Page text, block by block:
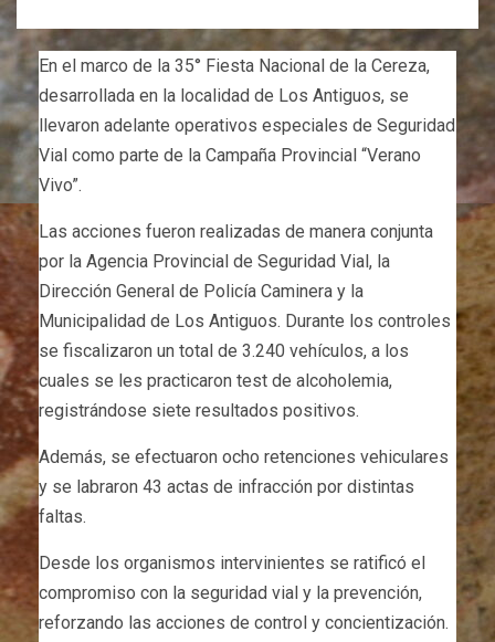
En el marco de la 35° Fiesta Nacional de la Cereza,
desarrollada en la localidad de Los Antiguos, se
llevaron adelante operativos especiales de Seguridad
Vial como parte de la Campaña Provincial “Verano
Vivo”.
Las acciones fueron realizadas de manera conjunta
por la Agencia Provincial de Seguridad Vial, la
Dirección General de Policía Caminera y la
Municipalidad de Los Antiguos. Durante los controles
se fiscalizaron un total de 3.240 vehículos, a los
cuales se les practicaron test de alcoholemia,
registrándose siete resultados positivos.
Además, se efectuaron ocho retenciones vehiculares
y se labraron 43 actas de infracción por distintas
faltas.
Desde los organismos intervinientes se ratificó el
compromiso con la seguridad vial y la prevención,
reforzando las acciones de control y concientización.